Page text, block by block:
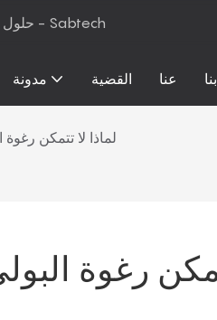
حلول شاملة من المواد الخام إلى معدات الإنتاج لرغوة البولي يوريثان والمراتب - Sabtech
مدونة القضية عنا
لماذا لا تتمكن
رغوة